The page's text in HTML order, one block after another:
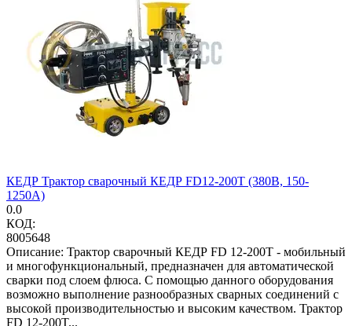
КЕДР Трактор сварочный КЕДР FD12-200T (380В, 150-
1250А)
0.0
КОД:
8005648
Описание: Трактор сварочный КЕДР FD 12-200T - мобильный
и многофункциональный, предназначен для автоматической
сварки под слоем флюса. С помощью данного оборудования
возможно выполнение разнообразных сварных соединений с
высокой производительностью и высоким качеством. Трактор
FD 12-200T...